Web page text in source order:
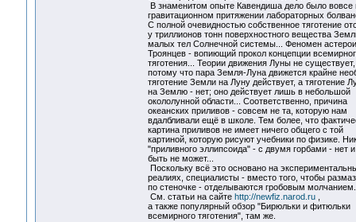
В знаменитом опыте Кавендиша дело было вовсе
гравитационном притяжении лабораторных
С полной очевидностью собственное тяготение
у триллионов тонн поверхностного вещества
малых тел Солнечной системы... Феномен
Троянцев - вопиющий прокол концепции
тяготения... Теории движения Луны не существует,
потому что пара Земля-Луна движется крайне
тяготение Земли на Луну действует, а тяготение
на Землю - нет; оно действует лишь в небольшой
окололунной области... Соответственно, причина
океанских приливов - совсем не та, которую нам
вдалбливали ещё в школе. Тем более, что
картина приливов не имеет ничего общего с той
картиной, которую рисуют учебники по физике.
"приливного эллипсоида" - с двумя горбами - нет и
быть не может...
Поскольку всё это основано на
реалиях, специалисты - вместо того, чтобы
по стеночке - отделываются гробовым молчанием.
См. статьи на сайте http://newfiz.narod.ru,
а также популярный обзор "Бирюльки и фитюльки
всемирного тяготения", там же.